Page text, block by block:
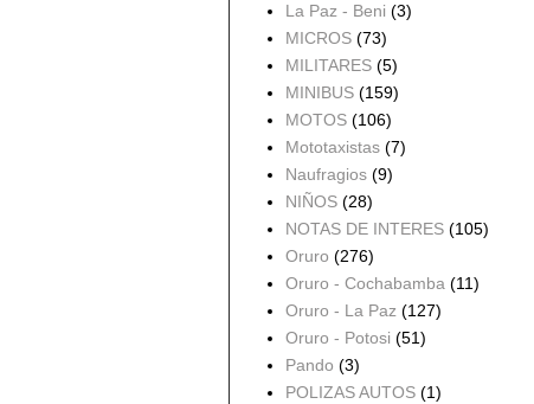
La Paz - Beni (3)
MICROS (73)
MILITARES (5)
MINIBUS (159)
MOTOS (106)
Mototaxistas (7)
Naufragios (9)
NIÑOS (28)
NOTAS DE INTERES (105)
Oruro (276)
Oruro - Cochabamba (11)
Oruro - La Paz (127)
Oruro - Potosi (51)
Pando (3)
POLIZAS AUTOS (1)